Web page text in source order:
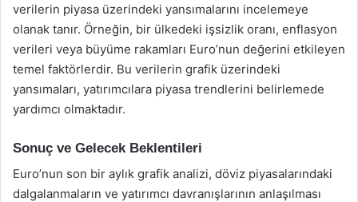
verilerin piyasa üzerindeki yansımalarını incelemeye
olanak tanır. Örneğin, bir ülkedeki işsizlik oranı, enflasyon
verileri veya büyüme rakamları Euro’nun değerini etkileyen
temel faktörlerdir. Bu verilerin grafik üzerindeki
yansımaları, yatırımcılara piyasa trendlerini belirlemede
yardımcı olmaktadır.
Sonuç ve Gelecek Beklentileri
Euro’nun son bir aylık grafik analizi, döviz piyasalarındaki
dalgalanmaların ve yatırımcı davranışlarının anlaşılması